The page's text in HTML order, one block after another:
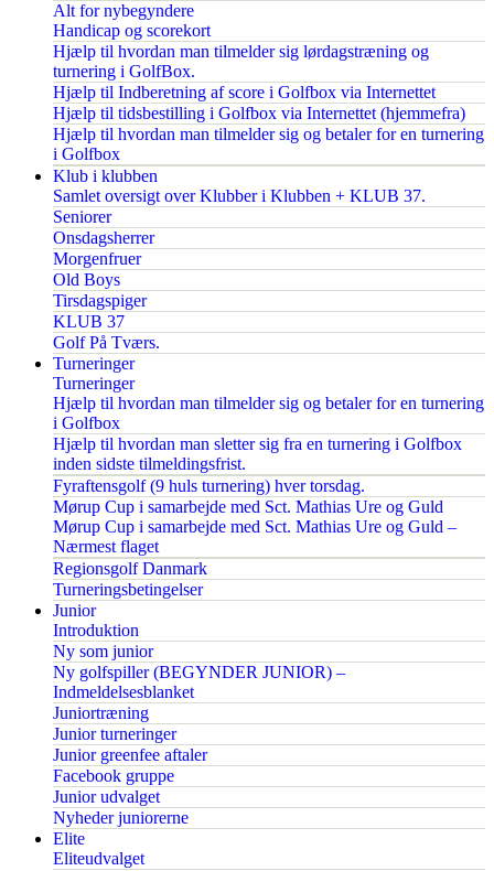
Alt for nybegyndere
Handicap og scorekort
Hjælp til hvordan man tilmelder sig lørdagstræning og
turnering i GolfBox.
Hjælp til Indberetning af score i Golfbox via Internettet
Hjælp til tidsbestilling i Golfbox via Internettet (hjemmefra)
Hjælp til hvordan man tilmelder sig og betaler for en turnering
i Golfbox
Klub i klubben
Samlet oversigt over Klubber i Klubben + KLUB 37.
Seniorer
Onsdagsherrer
Morgenfruer
Old Boys
Tirsdagspiger
KLUB 37
Golf På Tværs.
Turneringer
Turneringer
Hjælp til hvordan man tilmelder sig og betaler for en turnering
i Golfbox
Hjælp til hvordan man sletter sig fra en turnering i Golfbox
inden sidste tilmeldingsfrist.
Fyraftensgolf (9 huls turnering) hver torsdag.
Mørup Cup i samarbejde med Sct. Mathias Ure og Guld
Mørup Cup i samarbejde med Sct. Mathias Ure og Guld –
Nærmest flaget
Regionsgolf Danmark
Turneringsbetingelser
Junior
Introduktion
Ny som junior
Ny golfspiller (BEGYNDER JUNIOR) –
Indmeldelsesblanket
Juniortræning
Junior turneringer
Junior greenfee aftaler
Facebook gruppe
Junior udvalget
Nyheder juniorerne
Elite
Eliteudvalget